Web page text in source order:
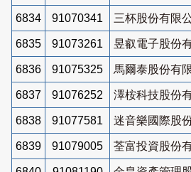
6834 91070341 三杯股份有限
6835 91073261 昱叡電子股份
6836 91075325 馬爾泰股份有
6837 91076252 澤桉科技股份
6838 91077581 迷音樂國際股
6839 91079005 荃富投資股份